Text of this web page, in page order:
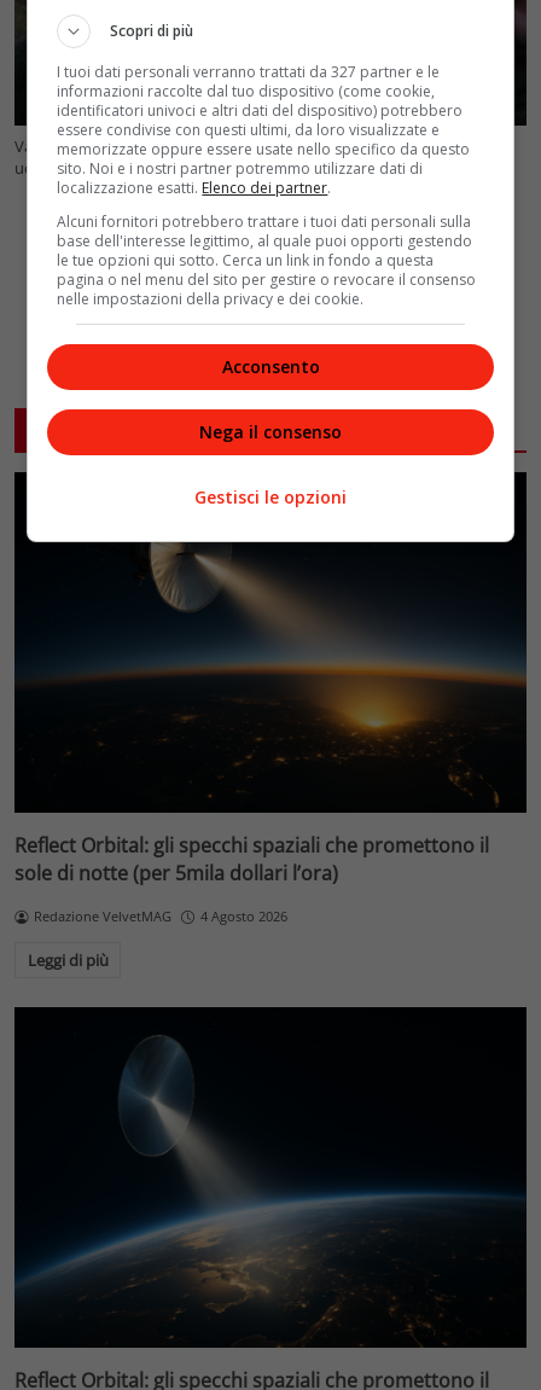
Vadym Khlupyanets, 26 anni, ballerino del Teatro dell’Opera di Kiev
ucciso. Foto Twitter @TpyxaNews
ARTICOLI CORRELATI
Reflect Orbital: gli specchi spaziali che promettono il
sole di notte (per 5mila dollari l’ora)
Redazione VelvetMAG 4 Agosto 2026
Leggi di più
Reflect Orbital: gli specchi spaziali che promettono il
Scopri di più
I tuoi dati personali verranno trattati da 327 partner e le
informazioni raccolte dal tuo dispositivo (come cookie,
identificatori univoci e altri dati del dispositivo) potrebbero
essere condivise con questi ultimi, da loro visualizzate e
memorizzate oppure essere usate nello specifico da questo
sito. Noi e i nostri partner potremmo utilizzare dati di
localizzazione esatti. Elenco dei partner.
Alcuni fornitori potrebbero trattare i tuoi dati personali sulla
base dell'interesse legittimo, al quale puoi opporti gestendo
le tue opzioni qui sotto. Cerca un link in fondo a questa
pagina o nel menu del sito per gestire o revocare il consenso
nelle impostazioni della privacy e dei cookie.
Acconsento
Nega il consenso
Gestisci le opzioni